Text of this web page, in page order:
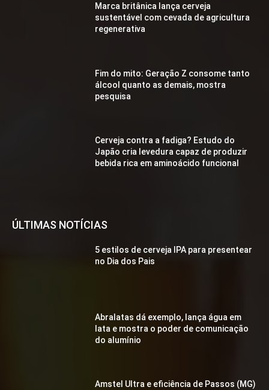
Marca britânica lança cerveja
sustentável com cevada de agricultura
regenerativa
Fim do mito: Geração Z consome tanto
álcool quanto as demais, mostra
pesquisa
Cerveja contra a fadiga? Estudo do
Japão cria levedura capaz de produzir
bebida rica em aminoácido funcional
ÚLTIMAS NOTÍCIAS
5 estilos de cerveja IPA para presentear
no Dia dos Pais
Abralatas dá exemplo, lança água em
lata e mostra o poder de comunicação
do alumínio
Amstel Ultra e eficiência de Passos (MG)